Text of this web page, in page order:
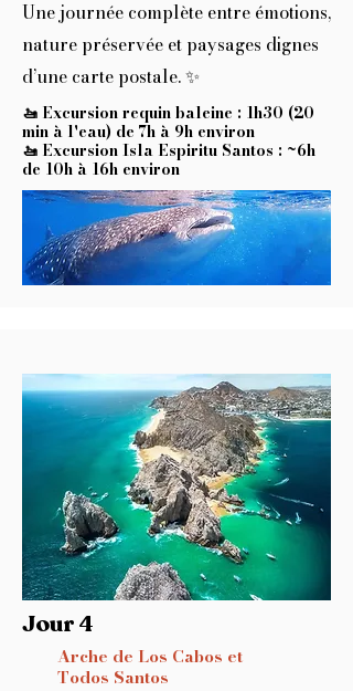
Une journée complète entre émotions,
nature préservée et paysages dignes
d’une carte postale. ✨
🚤 Excursion requin baleine : 1h30 (20
min à l'eau) de 7h à 9h environ
🚤 Excursion Isla Espiritu Santos : ~6h
de 10h à 16h environ
Jour 4
Arche de Los Cabos et
Todos Santos